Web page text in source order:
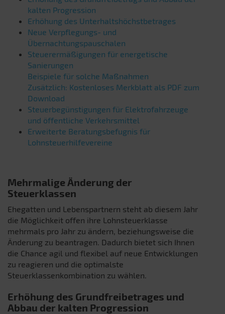
kalten Progression
Erhöhung des Unterhaltshöchstbetrages
Neue Verpflegungs- und
Übernachtungspauschalen
Steuerermäßigungen für energetische
Sanierungen
Beispiele für solche Maßnahmen
Zusätzlich: Kostenloses Merkblatt als PDF zum
Download
Steuerbegünstigungen für Elektrofahrzeuge
und öffentliche Verkehrsmittel
Erweiterte Beratungsbefugnis für
Lohnsteuerhilfevereine
Mehrmalige Änderung der
Steuerklassen
Ehegatten und Lebenspartnern steht ab diesem Jahr
die Möglichkeit offen ihre Lohnsteuerklasse
mehrmals pro Jahr zu ändern, beziehungsweise die
Änderung zu beantragen. Dadurch bietet sich Ihnen
die Chance agil und flexibel auf neue Entwicklungen
zu reagieren und die optimalste
Steuerklassenkombination zu wählen.
Erhöhung des Grundfreibetrages und
Abbau der kalten Progression